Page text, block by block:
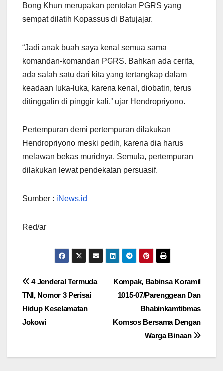
Bong Khun merupakan pentolan PGRS yang
sempat dilatih Kopassus di Batujajar.
“Jadi anak buah saya kenal semua sama
komandan-komandan PGRS. Bahkan ada cerita,
ada salah satu dari kita yang tertangkap dalam
keadaan luka-luka, karena kenal, diobatin, terus
ditinggalin di pinggir kali,” ujar Hendropriyono.
Pertempuran demi pertempuran dilakukan
Hendropriyono meski pedih, karena dia harus
melawan bekas muridnya. Semula, pertempuran
dilakukan lewat pendekatan persuasif.
Sumber : iNews.id
Red/ar
Navigasi
pos
Kompak, Babinsa Koramil
1015-07/Parenggean Dan
Bhabinkamtibmas
Komsos Bersama Dengan
Warga Binaan
4 Jenderal Termuda
TNI, Nomor 3 Perisai
Hidup Keselamatan
Jokowi